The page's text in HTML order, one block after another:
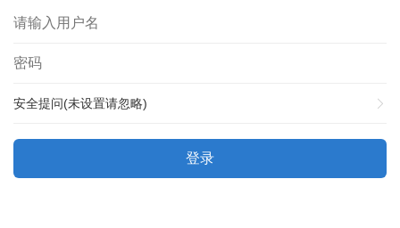
安全提问(未设置请忽略)
登录